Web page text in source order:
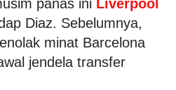
panas ini Liverpool
Diaz. Sebelumnya,
minat Barcelona
jendela transfer